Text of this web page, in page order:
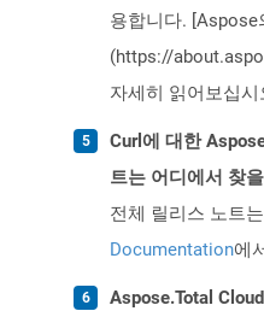
용합니다. [Aspose
(https://
자세히 읽어보십시
Curl에 대한
트는 어디에서 찾
전체 릴리스 노트는
Documentation에
Aspose.Total